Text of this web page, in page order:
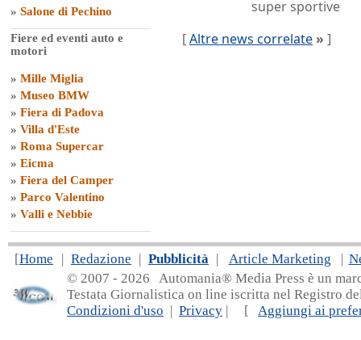
» Salone di Pechino
Fiere ed eventi auto e
motori
» Mille Miglia
» Museo BMW
» Fiera di Padova
» Villa d'Este
» Roma Supercar
» Eicma
» Fiera del Camper
» Parco Valentino
» Valli e Nebbie
super sportive
[Altre news correlate » ]
[Home | Redazione | Pubblicità | Article Marketing |
© 2007 - 2026 Automania® Media Press è un
Testata Giornalistica on line iscritta nel Registro
Condizioni d'uso | Privacy | [ Aggiungi ai